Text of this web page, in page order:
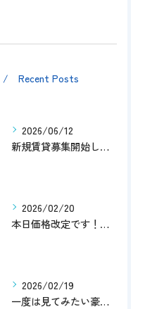
Recent Posts
2026/06/12
新規賃貸募集開始しました！
2026/02/20
本日価格改定です！！このチャンスお見逃しなく！！！
2026/02/19
一度は見てみたい豪邸！！内覧受付中です～☆